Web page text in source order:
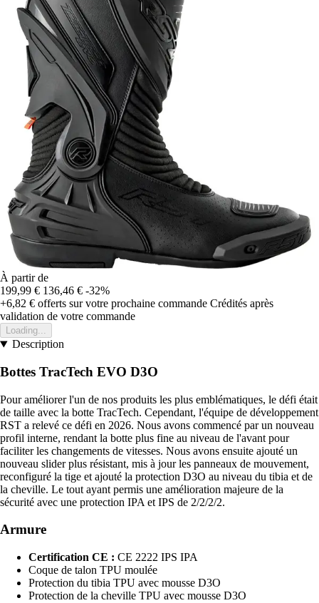
À partir de
199,99 € 136,46 € -32%
+6,82 € offerts sur votre prochaine commande Crédités après
validation de votre commande
Loading...
Description
Bottes TracTech EVO D3O
Pour améliorer l'un de nos produits les plus emblématiques, le défi était
de taille avec la botte TracTech. Cependant, l'équipe de développement
RST a relevé ce défi en 2026. Nous avons commencé par un nouveau
profil interne, rendant la botte plus fine au niveau de l'avant pour
faciliter les changements de vitesses. Nous avons ensuite ajouté un
nouveau slider plus résistant, mis à jour les panneaux de mouvement,
reconfiguré la tige et ajouté la protection D3O au niveau du tibia et de
la cheville. Le tout ayant permis une amélioration majeure de la
sécurité avec une protection IPA et IPS de 2/2/2/2.
Armure
Certification CE : CE 2222 IPS IPA
Coque de talon TPU moulée
Protection du tibia TPU avec mousse D3O
Protection de la cheville TPU avec mousse D3O